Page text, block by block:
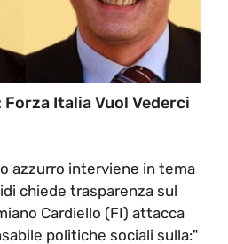
Italia Vuol Vederci
azzurro interviene in tema
chiede trasparenza sul
Cardiello (FI) attacca
politiche sociali sulla:"